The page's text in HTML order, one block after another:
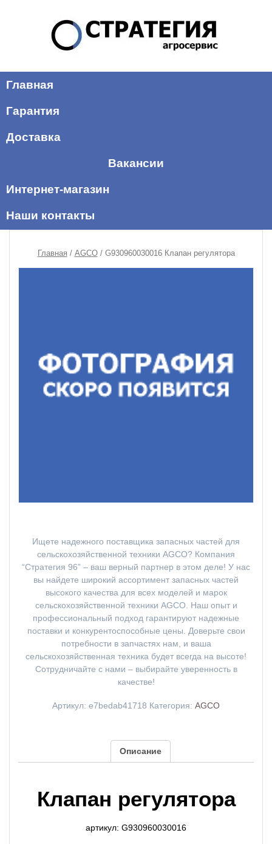
Главная
Гарантия
Доставка
Вакансии
Интернет-магазин
Наши контакты
Главная / AGCO/ G930960030016 Клапан регулятора
Ищете надежного поставщика запасных частей для
сельскохозяйственной техники AGCO? Компания
“Стратегия 96” – ваш верный партнер в этом деле! У нас
вы найдете широкий ассортимент запасных частей
высокого качества для всех моделей и марок
сельскохозяйственной техники AGCO. Наш опыт и
профессиональный подход гарантируют надежные
поставки и конкурентоспособные цены. Доверьте свои
потребности в запчастях нам, и ваша
сельскохозяйственная техника будет всегда на высоте!
Сотрудничайте с нами – выбирайте уверенность в
качестве!
Артикул: e7bedab41718 Категория: AGCO
Описание
Клапан регулятора
артикул: G930960030016